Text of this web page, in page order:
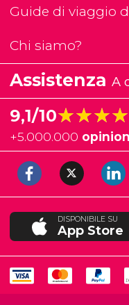
Guide di viaggio
Chi siamo?
Assistenza A
9,1/10
+5.000.000
DISPONIBILE SU
App Store